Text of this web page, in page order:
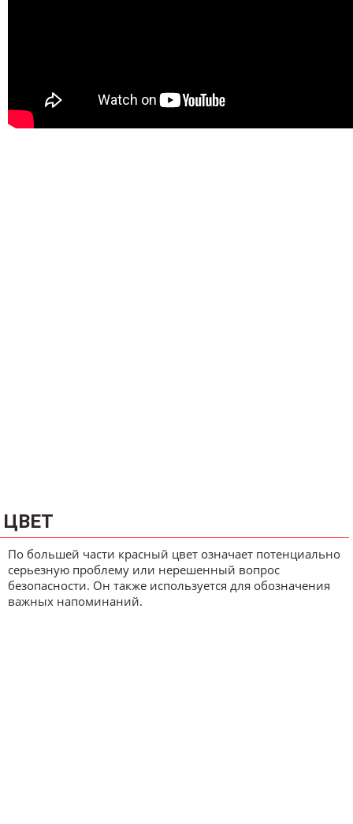
ЦВЕТ
По большей части красный цвет означает потенциально
серьезную проблему или нерешенный вопрос
безопасности. Он также используется для обозначения
важных напоминаний.